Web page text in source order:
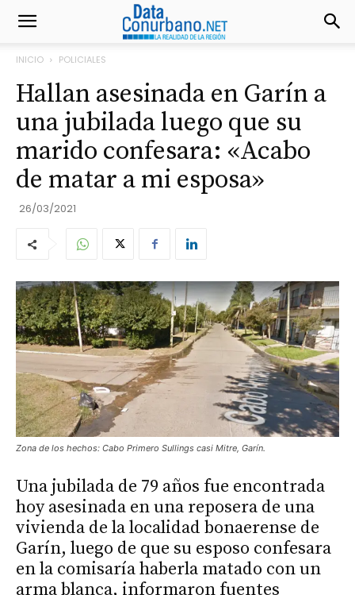
INICIO POLICIALES
Hallan asesinada en Garín a
una jubilada luego que su
marido confesara: «Acabo
de matar a mi esposa»
26/03/2021
Zona de los hechos: Cabo Primero Sullings casi Mitre, Garín.
Una jubilada de 79 años fue encontrada
hoy asesinada en una reposera de una
vivienda de la localidad bonaerense de
Garín, luego de que su esposo confesara
en la comisaría haberla matado con un
arma blanca, informaron fuentes